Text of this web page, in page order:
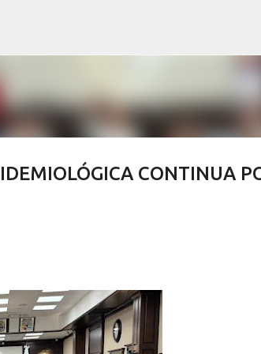
CONTINUA